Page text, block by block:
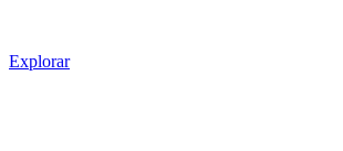
Explorar